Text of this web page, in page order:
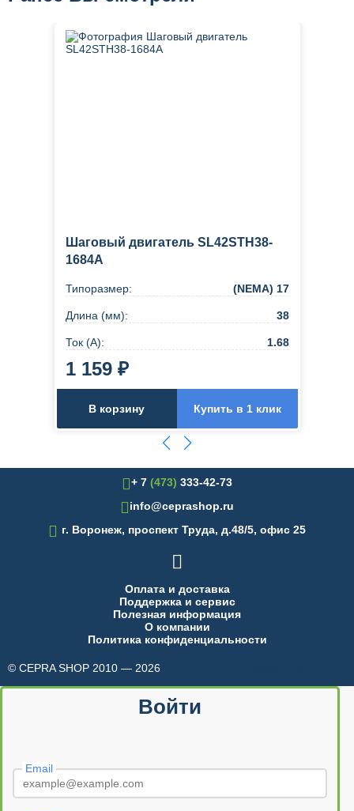
Шаговый двигатель SL42STH38-
1684A
Типоразмер: (NEMA) 17
Длина (мм): 38
Ток (А): 1.68
1 159 ₽
В корзину Купить в 1 клик
+ 7 (473) 333-42-73
info@ceprashop.ru
 г. Воронеж, проспект Труда, д.48/5, офис 25

Оплата и доставка
Поддержка и сервис
Полезная информация
О компании
Политика конфиденциальности
© CEPRA SHOP 2010 — 2026
Войти
Email